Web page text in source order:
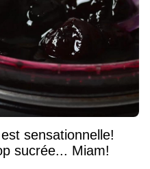
sensationnelle!
sucrée... Miam!